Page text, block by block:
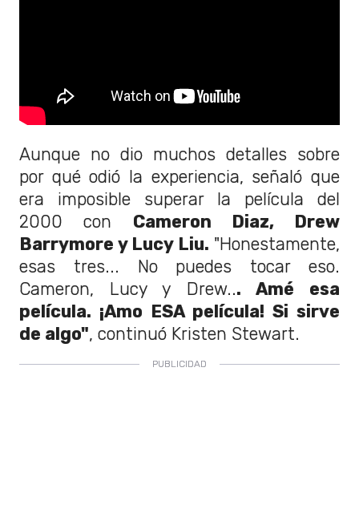
Aunque no dio muchos detalles sobre
por qué odió la experiencia, señaló que
era imposible superar la película del
2000 con Cameron Diaz, Drew
Barrymore y Lucy Liu. "Honestamente,
esas tres... No puedes tocar eso.
Cameron, Lucy y Drew... Amé esa
película. ¡Amo ESA película! Si sirve
de algo", continuó Kristen Stewart.